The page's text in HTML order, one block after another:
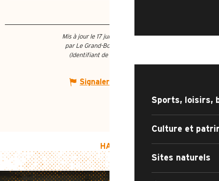
Sports, loisirs,
Culture et
Sites naturels
Mis à jour le 17 juillet 2026 à 08:22
par Le Grand-Bornand Tourisme
(Identifiant de l'offre :
Signaler une erreur
HAUT DE PAGE